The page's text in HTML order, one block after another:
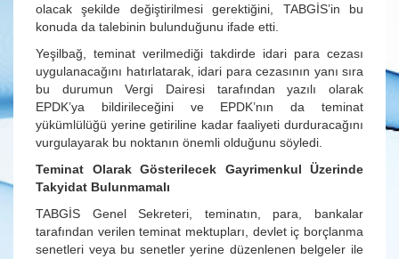
olacak şekilde değiştirilmesi gerektiğini, TABGİS’in bu
konuda da talebinin bulunduğunu ifade etti.
Yeşilbağ, teminat verilmediği takdirde idari para cezası
uygulanacağını hatırlatarak, idari para cezasının yanı sıra
bu durumun Vergi Dairesi tarafından yazılı olarak
EPDK’ya bildirileceğini ve EPDK’nın da teminat
yükümlülüğü yerine getiriline kadar faaliyeti durduracağını
vurgulayarak bu noktanın önemli olduğunu söyledi.
Teminat Olarak Gösterilecek Gayrimenkul Üzerinde
Takyidat Bulunmamalı
TABGİS Genel Sekreteri, teminatın, para, bankalar
tarafından verilen teminat mektupları, devlet iç borçlanma
senetleri veya bu senetler yerine düzenlenen belgeler ile